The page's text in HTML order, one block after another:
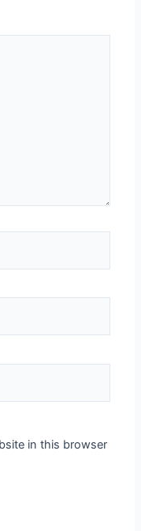
in this browser